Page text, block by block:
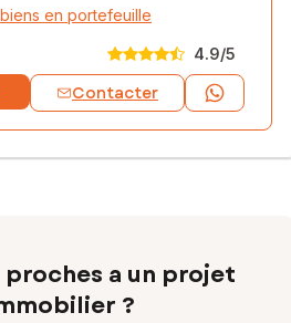
en portefeuille
4.9/5
Contacter
proches a un projet
?